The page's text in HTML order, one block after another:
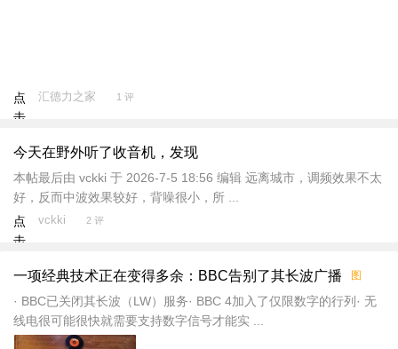
点
击
新
加
载
汇德力之家 1 评
今天在野外听了收音机，发现
本帖最后由 vckki 于 2026-7-5 18:56 编辑 远离城市，调频效果不太
好，反而中波效果较好，背噪很小，所 ...
点
击
新
加
载
vckki 2 评
一项经典技术正在变得多余：BBC告别了其长波广播 图
· BBC已关闭其长波（LW）服务· BBC 4加入了仅限数字的行列· 无
线电很可能很快就需要支持数字信号才能实 ...